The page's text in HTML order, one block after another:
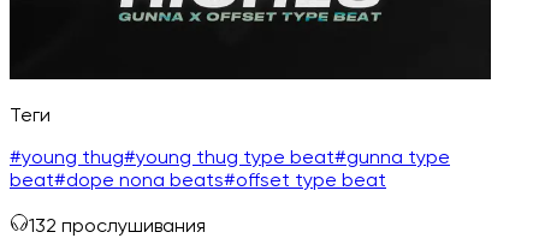
Теги
#young thug#young thug type beat#gunna type
beat#dope nona beats#offset type beat
132 прослушивания